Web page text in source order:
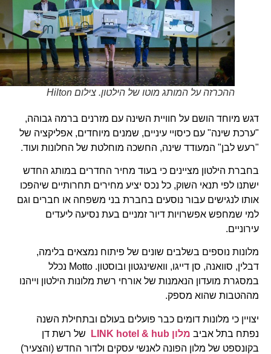
ההכרזה על המותג מוטו של הילטון. צילום Hilton
דגש מיוחד הושם על חוויית השינה עם מזרנים ברמה גבוהה,
"ערכת שינה" עם כיסויי עיניים, שמנים מיוחדים, אפליקציה של
"רעש לבן" המעודד שינה, החשכה מוחלטת של החלונות ועוד.
בחברת הילטון מציינים כי בעוד מחיר החדרים במותג החדש
ישתנו לפי תנאי השוק, כל נכס יציע מחירים תחרותיים שיהפכו
אותו לנגישים עבור נוסעים בחברת בני משפחה או חברים וגם
למי שמחפש אפשרויות דיור זמניים בעת נסיעה ליעדים
עירוניים.
מלונות נוספים בשלבים שונים של פיתוח נמצאים בלימה,
דבלין, סוואנה, סן דייגו, וואשינגטון ובוסטון. Motto נכלל
במסגרת מועדון הנאמנות של אורחי רשת מלונות הילטון וייהנו
מההטבות שהוא מספק.
יצויין כי מלונות דומים כבר פועלים בעולם ובתחילת השנה
נפתח בתל אביבמלון LINK hotel & hub
של רשת דן
בקונספט של מלון הפונה לאנשי עסקים ולדור החדש (והצעיר)